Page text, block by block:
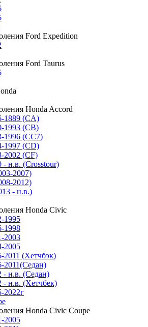
Ford Expedition
Ford Taurus
Honda Accord
1889 (CA)
1993 (CB)
1996 (CC7)
1997 (CD)
2002 (CF)
- н.в. (Crosstour)
2007)
2012)
- н.в.)
Honda Civic
1995
1998
2003
2005
2011 (Хетчбэк)
2011(Седан)
- н.в. (Седан)
- н.в. (Хетчбек)
2022г
Honda Civic Coupe
2005